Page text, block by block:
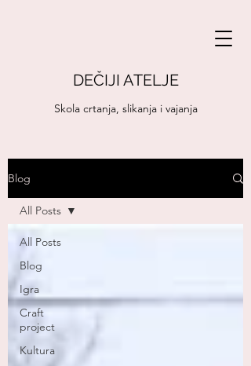
DEČIJI ATELJE
Skola crtanja, slikanja i vajanja
Blog
All Posts
Blog
Igra
Craft
project
Kultura
All Posts